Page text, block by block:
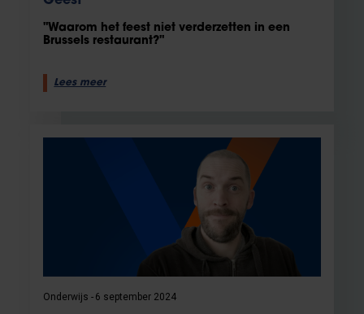
"Waarom het feest niet verderzetten in een
Brussels restaurant?"
Lees meer
Onderwijs 6 september 2024